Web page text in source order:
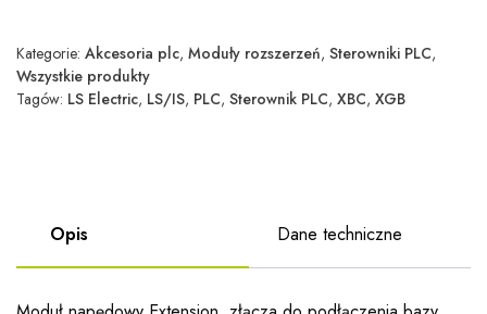
Kategorie: Akcesoria plc, Moduły rozszerzeń, Sterowniki PLC,
Wszystkie produkty
Tagów: LS Electric, LS/IS, PLC, Sterownik PLC, XBC, XGB
Opis Dane techniczne